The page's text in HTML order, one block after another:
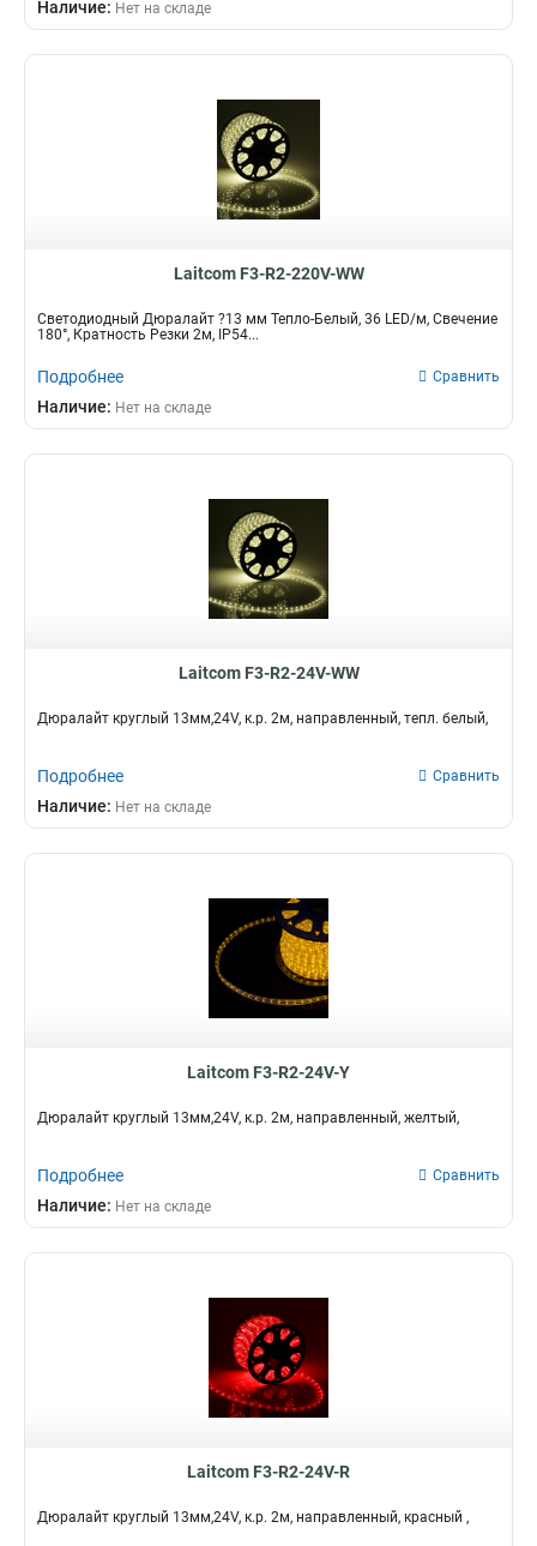
Наличие: Нет на складе
Laitcom F3-R2-220V-WW
Светодиодный Дюралайт ?13 мм Тепло-Белый, 36 LED/м, Свечение
180°, Кратность Резки 2м, IP54...
Подробнее Сравнить
Наличие: Нет на складе
Laitcom F3-R2-24V-WW
Дюралайт круглый 13мм,24V, к.р. 2м, направленный, тепл. белый,
Подробнее Сравнить
Наличие: Нет на складе
Laitcom F3-R2-24V-Y
Дюралайт круглый 13мм,24V, к.р. 2м, направленный, желтый,
Подробнее Сравнить
Наличие: Нет на складе
Laitcom F3-R2-24V-R
Дюралайт круглый 13мм,24V, к.р. 2м, направленный, красный ,